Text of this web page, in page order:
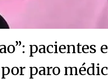
pacientes
paro